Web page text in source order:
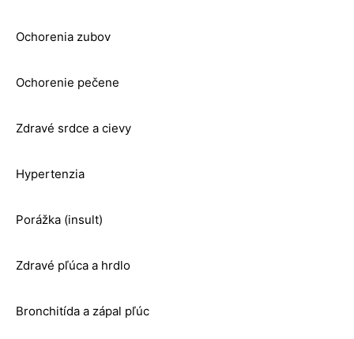
Ochorenia zubov
Ochorenie pečene
Zdravé srdce a cievy
Hypertenzia
Porážka (insult)
Zdravé pľúca a hrdlo
Bronchitída a zápal pľúc